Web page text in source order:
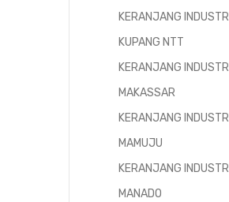
KERANJANG INDUSTRI
KUPANG NTT
KERANJANG INDUSTRI
MAKASSAR
KERANJANG INDUSTRI
MAMUJU
KERANJANG INDUSTRI
MANADO